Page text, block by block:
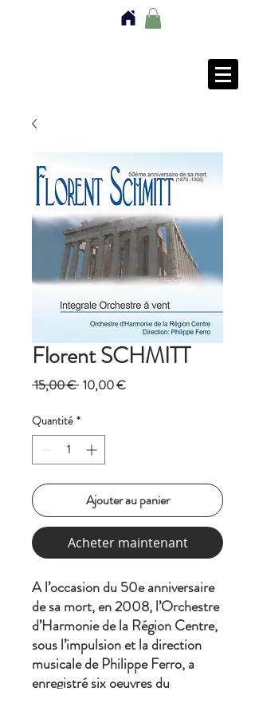
Florent SCHMITT
15,00 € Prix
10,00 €Prix
Quantité *
Ajouter au panier
Acheter maintenant
A l’occasion du 50e anniversaire
de sa mort, en 2008, l’Orchestre
d’Harmonie de la Région Centre,
sous l’impulsion et la direction
musicale de Philippe Ferro, a
enregistré six oeuvres du